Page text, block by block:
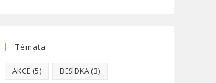
Témata
AKCE (5) BESÍDKA (3)